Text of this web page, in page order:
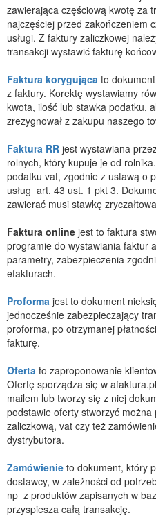
zawierająca częściową kwotę za
najczęściej przed zakończeniem
usługi. Z faktury zaliczkowej
transakcji wystawić fakturę
Faktura korygująca to
z faktury. Korektę wystawiamy
kwota, ilość lub stawka podatku,
zrezygnował z zakupu naszego
Faktura RR jest wystawiana
rolnych, który kupuje je od
podatku vat, zgodnie z ustawą o
usług art. 43 ust. 1 pkt 3.
zawierać musi stawkę
Faktura online jest to faktura
programie do wystawiania faktur
parametry, zabezpieczenia
efakturach.
Proforma jest to dokument
jednocześnie zabezpieczający
proforma, po otrzymanej
fakturę.
Oferta to zaproponowanie
Ofertę sporządza się w
mailem lub tworzy się z niej
podstawie oferty stworzyć
zaliczkową, vat czy też
dystrybutora.
Zamówienie to dokument, który
dostawcy, w zależności od
np z produktów zapisanych w
przyspiesza całą transakcję.